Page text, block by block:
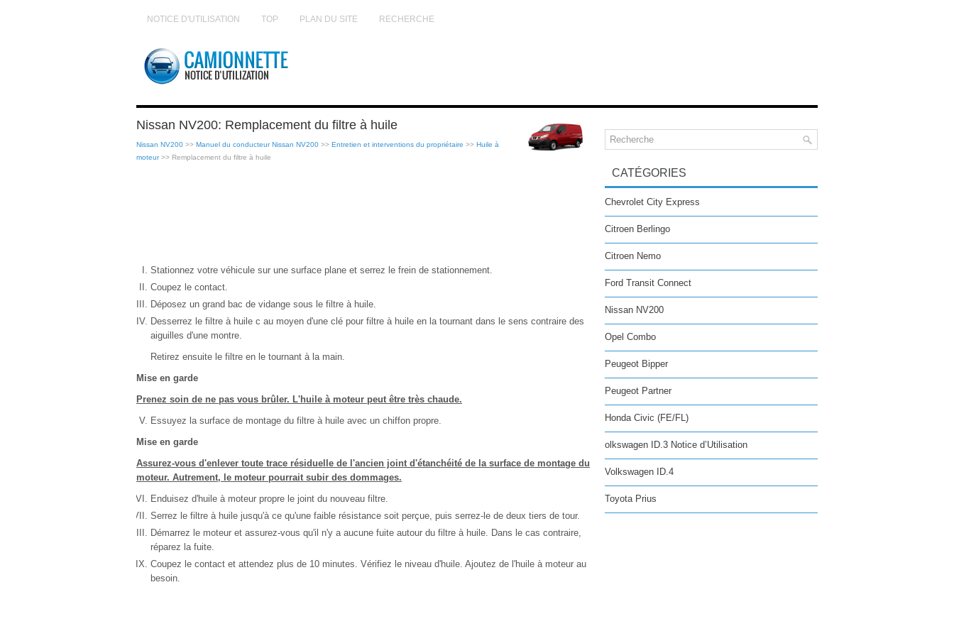
NOTICE D'UTILISATION TOP PLAN DU SITE RECHERCHE
Nissan NV200: Remplacement du filtre à huile
Nissan NV200 >> Manuel du conducteur Nissan NV200 >> Entretien et interventions du propriétaire >> Huile à
moteur>> Remplacement du filtre à huile
Stationnez votre véhicule sur une surface plane et serrez le frein de stationnement.
Coupez le contact.
Déposez un grand bac de vidange sous le filtre à huile.
Desserrez le filtre à huile c au moyen d'une clé pour filtre à huile en la tournant dans le sens contraire des
aiguilles d'une montre.
Retirez ensuite le filtre en le tournant à la main.
Mise en garde
Prenez soin de ne pas vous brûler. L'huile à moteur peut être très chaude.
Essuyez la surface de montage du filtre à huile avec un chiffon propre.
Mise en garde
Assurez-vous d'enlever toute trace résiduelle de l'ancien joint d'étanchéité de la surface de montage du
moteur. Autrement, le moteur pourrait subir des dommages.
Enduisez d'huile à moteur propre le joint du nouveau filtre.
Serrez le filtre à huile jusqu'à ce qu'une faible résistance soit perçue, puis serrez-le de deux tiers de tour.
Démarrez le moteur et assurez-vous qu'il n'y a aucune fuite autour du filtre à huile. Dans le cas contraire,
réparez la fuite.
Coupez le contact et attendez plus de 10 minutes. Vérifiez le niveau d'huile. Ajoutez de l'huile à moteur au
besoin.
CATÉGORIES
Chevrolet City Express
Citroen Berlingo
Citroen Nemo
Ford Transit Connect
Nissan NV200
Opel Combo
Peugeot Bipper
Peugeot Partner
Honda Civic (FE/FL)
olkswagen ID.3 Notice d’Utilisation
Volkswagen ID.4
Toyota Prius